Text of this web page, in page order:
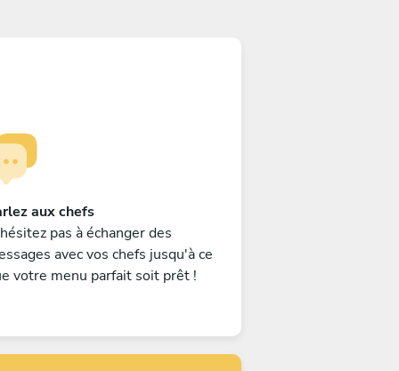
aux chefs
pas à échanger des
avec vos chefs jusqu'à ce
votre menu parfait soit prêt !